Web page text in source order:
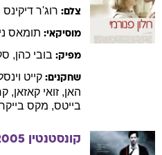
צלם: רוג'ר דיקינס
מוסיקאי: תומאס
מפיק: בובי כהן,
שחקנים: קייט
האן, זואי קאזאן,
בייטס, מקס בייקר
קונסטנטין